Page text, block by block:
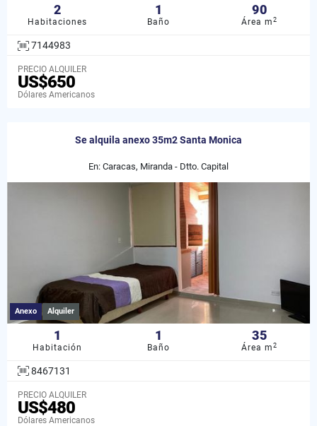
2
Habitaciones
1
Baño
90
Área m2
7144983
PRECIO ALQUILER
US$650
Dólares Americanos
Se alquila anexo 35m2 Santa Monica
En: Caracas, Miranda - Dtto. Capital
Anexo Alquiler
1
Habitación
1
Baño
35
Área m2
8467131
PRECIO ALQUILER
US$480
Dólares Americanos